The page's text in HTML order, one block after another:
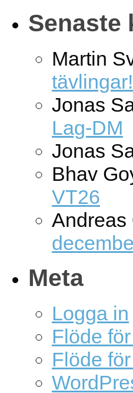
Senaste
Martin
tävlingar!
Jonas
Lag-DM
Jonas
Bhav
VT26
Andreas
Meta
Logga in
Flöde
Flöde